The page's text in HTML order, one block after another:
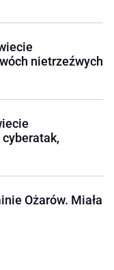
nietrzeźwych
Ożarów. Miała